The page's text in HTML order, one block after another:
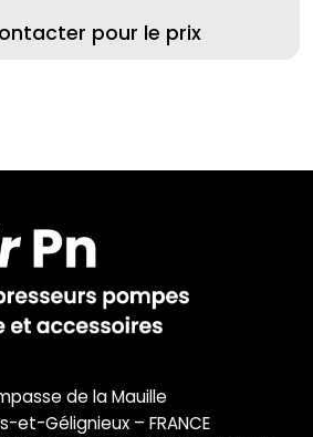
pour le prix
de la Mauille
et-Gélignieux – FRANCE